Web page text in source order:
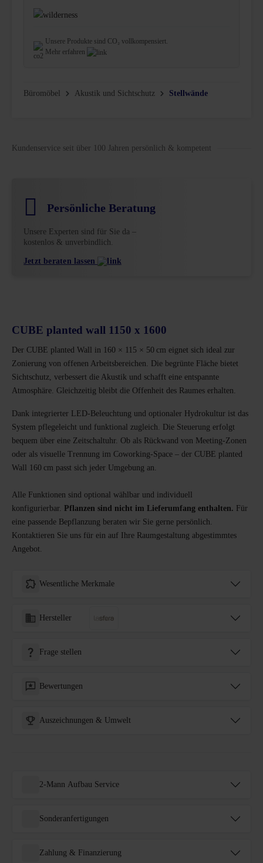
Unsere Produkte sind CO₂ vollkompensiert.
Mehr erfahren
Büromöbel Akustik und Sichtschutz Stellwände
Kundenservice seit über 100 Jahren persönlich & kompetent
Persönliche Beratung
Unsere Experten sind für Sie da –
kostenlos & unverbindlich.
Jetzt beraten lassen
CUBE planted wall 1150 x 1600
Der CUBE planted Wall in 160 × 115 × 50 cm eignet sich ideal zur
Zonierung von offenen Arbeitsbereichen. Die begrünte Fläche bietet
Sichtschutz, verbessert die Akustik und schafft eine entspannte
Atmosphäre. Gleichzeitig bleibt die Offenheit des Raumes erhalten.
Dank integrierter LED-Beleuchtung und optionaler Hydrokultur ist das
System pflegeleicht und funktional zugleich. Die Steuerung erfolgt
bequem über eine Zeitschaltuhr. Ob als Rückwand von Meeting-Zonen
oder als visuelle Trennung im Coworking-Space – der CUBE planted
Wall 160 cm passt sich jeder Umgebung an.
Alle Funktionen sind optional wählbar und individuell
konfigurierbar.
Pflanzen sind nicht im Lieferumfang enthalten. Für
eine passende Bepflanzung beraten wir Sie gerne persönlich.
Kontaktieren Sie uns für ein auf Ihre Raumgestaltung abgestimmtes
Angebot.
Wesentliche Merkmale
Hersteller
Frage stellen
Bewertungen
Auszeichnungen & Umwelt
2-Mann Aufbau Service
Sonderanfertigungen
Zahlung & Finanzierung